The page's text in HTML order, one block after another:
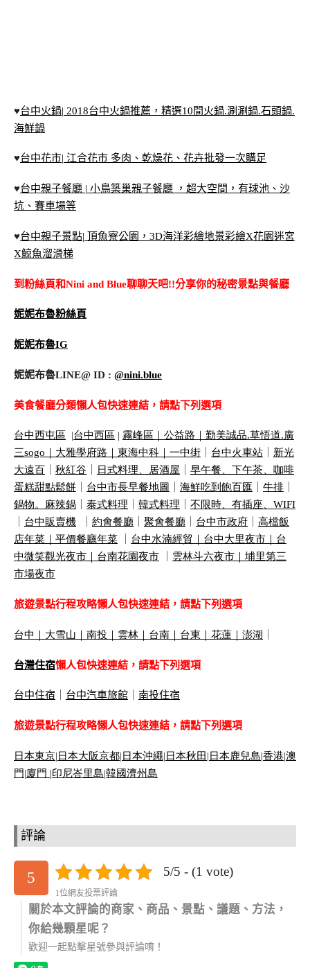
♥台中火鍋| 2018台中火鍋推薦，精選10間火鍋.涮涮鍋.石頭鍋.
海鮮鍋
♥台中花市| 江合花市 多肉、乾燥花、花卉批發一次購足
♥台中親子餐廳 | 小鳥築巢親子餐廳 ，超大空間，有球池、沙
坑、賽車場等
♥台中親子景點| 頂魚寮公園，3D海洋彩繪地景彩繪X花園迷宮
X鯨魚溜滑梯
到粉絲頁和Nini and Blue聊聊天吧!!分享你的秘密景點與餐廳
妮妮布魯粉絲頁
妮妮布魯IG
妮妮布魯LINE@ ID : @nini.blue
美食餐廳分類懶人包快速連結，請點下列選項
台中西屯區 |台中西區 | 霧峰區｜ 公益路｜ 勤美誠品.草悟道.廣
三sogo 大雅學府路｜ 東海中科｜ 一中街 台中火車站
新光
大遠百
秋紅谷 日式料理、居酒屋
早午餐、下午茶、咖啡
蛋糕甜點鬆餅
台中市長早餐地圖 海鮮吃到飽百匯 牛排
鍋物。麻辣鍋
泰式料理 韓式料理 不限時、有插座、 WIFI
台中販賣機 約會餐廳 聚會餐廳 台中市政府
高檔飯
店年菜｜ 平價餐廳年菜 台中水湳經貿｜ 台中大里夜市｜ 台
中微笑觀光夜市｜ 台南花園夜市 雲林斗六夜市｜ 埔里第三
市場夜市
旅遊景點行程攻略懶人包快速連結，請點下列選項
台中 大雪山 南投 雲林 台南 台東 花蓮 澎湖
台灣住宿懶人包快速連結，請點下列選項
台中住宿 台中汽車旅館 南投住宿
旅遊景點行程攻略懶人包快速連結，請點下列選項
日本東京| 日本大阪京都| 日本沖繩| 日本秋田 | 日本鹿兒島|香港|澳
門|廈門 |印尼峇里島|韓國濟州島
評論
5 5/5 - (1 vote)
1位網友投票評論
關於本文評論的商家、商品、景點、議題、方法，
你給幾顆星呢？
歡迎一起點擊星號參與評論唷！